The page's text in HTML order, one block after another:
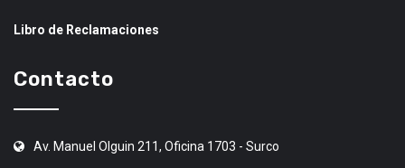
Libro de Reclamaciones
Contacto
Av. Manuel Olguin 211, Oficina 1703 - Surco